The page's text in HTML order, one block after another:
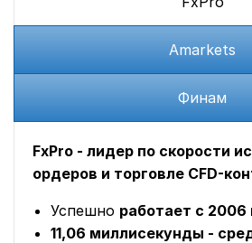
Amarkets
Финам
FxPro - лидер по скорости
ордеров и торговле CFD-
Успешно работает с 2006
11,06 миллисекунды -